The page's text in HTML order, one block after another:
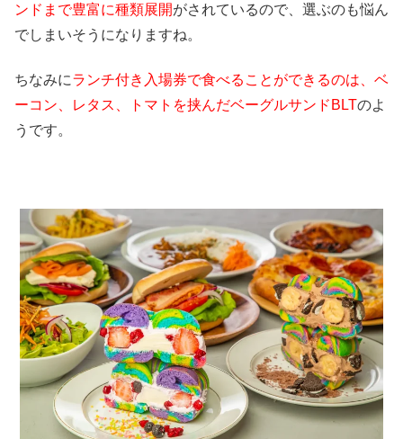
ンドまで豊富に種類展開がされているので、選ぶのも悩ん
でしまいそうになりますね。
ちなみにランチ付き入場券で食べることができるのは、ベ
ーコン、レタス、トマトを挟んだベーグルサンドBLTのよ
うです。